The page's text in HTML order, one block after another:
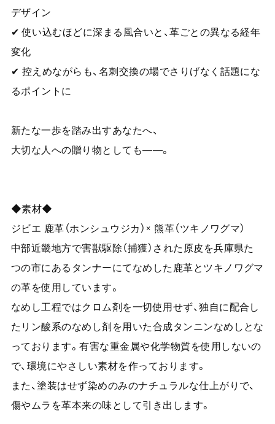
デザイン
✔ 使い込むほどに深まる風合いと、革ごとの異なる経年
変化
✔ 控えめながらも、名刺交換の場でさりげなく話題にな
るポイントに
新たな一歩を踏み出すあなたへ、
大切な人への贈り物としても——。
◆素材◆
ジビエ 鹿革（ホンシュウジカ）× 熊革（ツキノワグマ）
中部近畿地方で害獣駆除（捕獲）された原皮を兵庫県た
つの市にあるタンナーにてなめした鹿革とツキノワグマ
の革を使用しています。
なめし工程ではクロム剤を一切使用せず、独自に配合し
たリン酸系のなめし剤を用いた合成タンニンなめしとな
っております。有害な重金属や化学物質を使用しないの
で、環境にやさしい素材を作っております。
また、塗装はせず染めのみのナチュラルな仕上がりで、
傷やムラを革本来の味として引き出します。